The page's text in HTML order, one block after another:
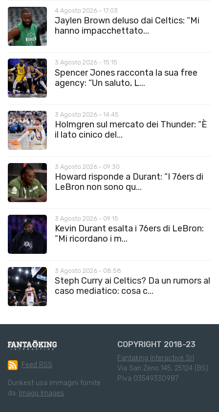
4 Agosto 2026 - 17:03
Jaylen Brown deluso dai Celtics: “Mi
hanno impacchettato...
3 Agosto 2026 - 15:15
Spencer Jones racconta la sua free
agency: “Un saluto, L...
3 Agosto 2026 - 14:45
Holmgren sul mercato dei Thunder: “È
il lato cinico del...
3 Agosto 2026 - 09:30
Howard risponde a Durant: “I 76ers di
LeBron non sono qu...
3 Agosto 2026 - 09:15
Kevin Durant esalta i 76ers di LeBron:
“Mi ricordano i m...
3 Agosto 2026 - 08:58
Steph Curry ai Celtics? Da un rumors al
caso mediatico: cosa c...
Feed RSS
Dunkest usa immagini fornite
da: Imago Images
COPYRIGHT 2018-23
Fantaking Interactive Srl
Via San Zeno 145, 25124 (BS)
P.Iva 03549330987